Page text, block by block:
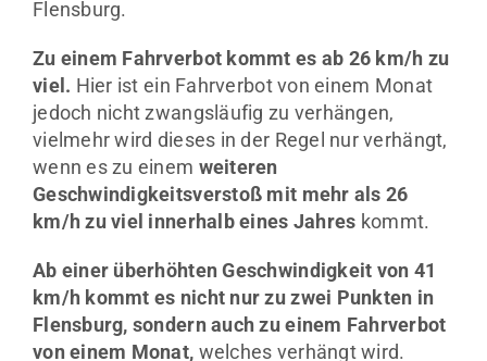
Flensburg.
Zu einem Fahrverbot kommt es ab 26 km/h zu
viel. Hier ist ein Fahrverbot von einem Monat
jedoch nicht zwangsläufig zu verhängen,
vielmehr wird dieses in der Regel nur verhängt,
wenn es zu einem weiteren
Geschwindigkeitsverstoß mit mehr als 26
km/h zu viel innerhalb eines Jahres kommt.
Ab einer überhöhten Geschwindigkeit von 41
km/h kommt es nicht nur zu zwei Punkten in
Flensburg, sondern auch zu einem Fahrverbot
von einem Monat, welches verhängt wird.